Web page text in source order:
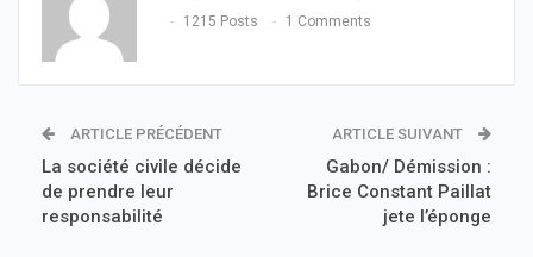
1215 Posts 1 Comments
ARTICLE PRÉCÉDENT
La société civile décide
de prendre leur
responsabilité
ARTICLE SUIVANT
Gabon/ Démission :
Brice Constant Paillat
jete l’éponge